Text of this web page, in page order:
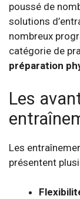
poussé de
solutions
nombreux
catégorie de
préparation
Les
Les
présentent